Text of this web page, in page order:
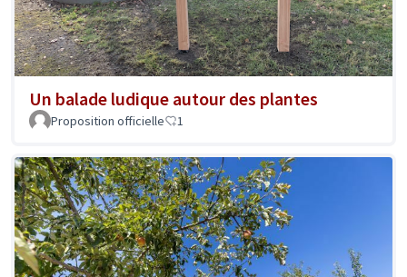
Un balade ludique autour des plantes
Proposition officielle 1